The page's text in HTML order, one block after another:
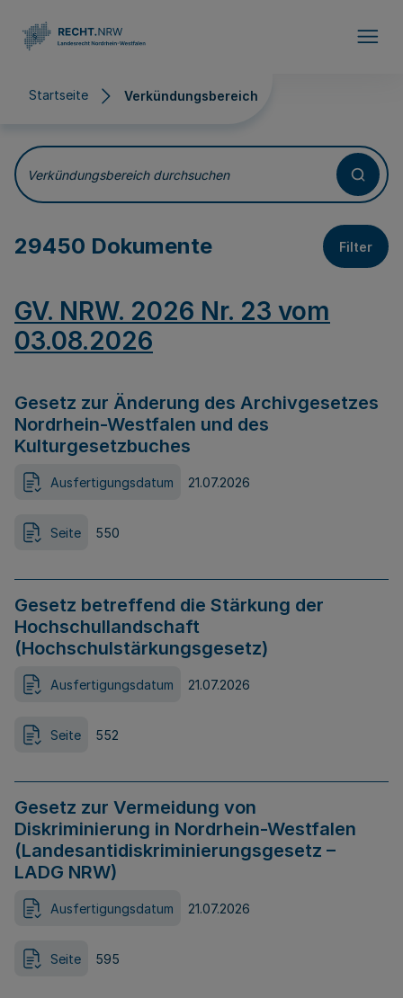
Startseite Verkündungsbereich
Verkündungsbereich
Verkündungsbereich durchsuchen
29450 Dokumente Filter
GV. NRW. 2026 Nr. 23 vom
03.08.2026
Gesetz zur Änderung des Archivgesetzes
Nordrhein-Westfalen und des
Kulturgesetzbuches
Ausfertigungsdatum 21.07.2026
Seite 550
Gesetz betreffend die Stärkung der
Hochschullandschaft
(Hochschulstärkungsgesetz)
Ausfertigungsdatum 21.07.2026
Seite 552
Gesetz zur Vermeidung von
Diskriminierung in Nordrhein-Westfalen
(Landesantidiskriminierungsgesetz –
LADG NRW)
Ausfertigungsdatum 21.07.2026
Seite 595